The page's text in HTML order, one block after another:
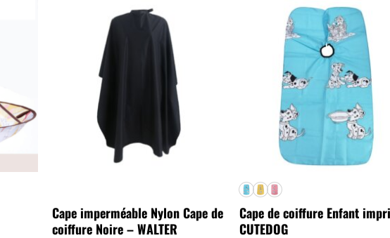
Cape imperméable Nylon Cape de
coiffure Noire – WALTER
Cape de coiffure Enfant
CUTEDOG